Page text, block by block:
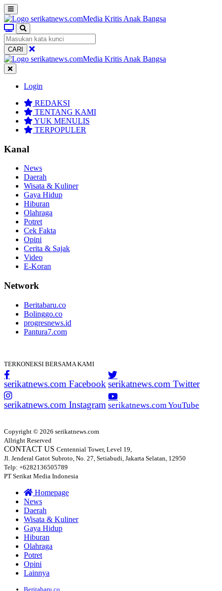
CARI
Login
REDAKSI
TENTANG KAMI
YUK MENULIS
TERPOPULER
Kanal
News
Daerah
Wisata & Kuliner
Gaya Hidup
Hiburan
Olahraga
Potret
Cek Fakta
Opini
Cerita & Sajak
Video
E-Koran
Network
Beritabaru.co
Bolinggo.co
progresnews.id
Pantura7.com
TERKONEKSI BERSAMA KAMI
serikatnews.com Facebook serikatnews.com Twitter
serikatnews.com Instagram serikatnews.com YouTube
Copyright © 2026 serikatnews.com
Allright Reserved
CONTACT US Centennial Tower, Level 19,
Jl. Jenderal Gatot Subroto, No. 27, Setiabudi, Jakarta Selatan, 12950
Telp: +6282136505789
PT Serikat Media Indonesia
Homepage
News
Daerah
Wisata & Kuliner
Gaya Hidup
Hiburan
Olahraga
Potret
Opini
Lainnya
Beritabaru.co